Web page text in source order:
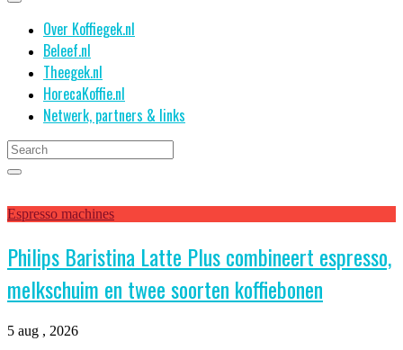
Over Koffiegek.nl
Beleef.nl
Theegek.nl
HorecaKoffie.nl
Netwerk, partners & links
Espresso machines
Philips Baristina Latte Plus combineert espresso,
melkschuim en twee soorten koffiebonen
5 aug , 2026